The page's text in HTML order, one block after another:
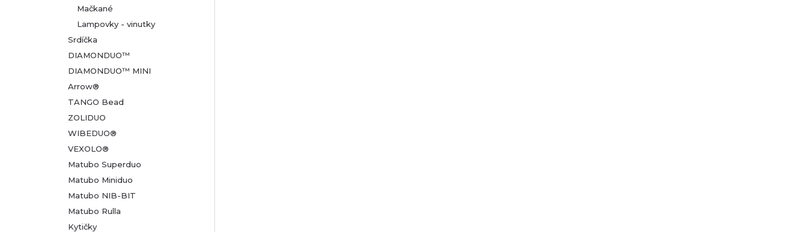
Mačkané
Lampovky - vinutky
Srdíčka
DIAMONDUO™
DIAMONDUO™ MINI
Arrow®
TANGO Bead
ZOLIDUO
WIBEDUO®
VEXOLO®
Matubo Superduo
Matubo Miniduo
Matubo NIB-BIT
Matubo Rulla
Kytičky